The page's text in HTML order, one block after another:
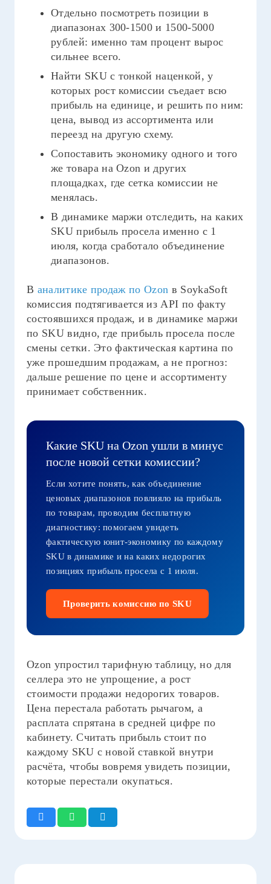
Отдельно посмотреть позиции в
диапазонах 300-1500 и 1500-5000
рублей: именно там процент вырос
сильнее всего.
Найти SKU с тонкой наценкой, у
которых рост комиссии съедает всю
прибыль на единице, и решить по ним:
цена, вывод из ассортимента или
переезд на другую схему.
Сопоставить экономику одного и того
же товара на Ozon и других
площадках, где сетка комиссии не
менялась.
В динамике маржи отследить, на каких
SKU прибыль просела именно с 1
июля, когда сработало объединение
диапазонов.
В аналитике продаж по Ozon в SoykaSoft
комиссия подтягивается из API по факту
состоявшихся продаж, и в динамике маржи
по SKU видно, где прибыль просела после
смены сетки. Это фактическая картина по
уже прошедшим продажам, а не прогноз:
дальше решение по цене и ассортименту
принимает собственник.
Какие SKU на Ozon ушли в минус
после новой сетки комиссии?
Если хотите понять, как объединение
ценовых диапазонов повлияло на прибыль
по товарам, проводим бесплатную
диагностику: помогаем увидеть
фактическую юнит-экономику по каждому
SKU в динамике и на каких недорогих
позициях прибыль просела с 1 июля.
Проверить комиссию по SKU
Ozon упростил тарифную таблицу, но для
селлера это не упрощение, а рост
стоимости продажи недорогих товаров.
Цена перестала работать рычагом, а
расплата спрятана в средней цифре по
кабинету. Считать прибыль стоит по
каждому SKU с новой ставкой внутри
расчёта, чтобы вовремя увидеть позиции,
которые перестали окупаться.